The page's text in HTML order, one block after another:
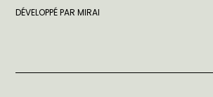
DÉVELOPPÉ PARMIRAI